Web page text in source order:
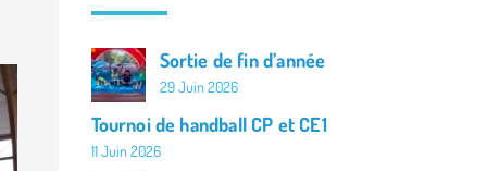
La classe de Louise
La classe de Camille
Sortie de fin d’année
29 Juin 2026
Tournoi de handball CP et CE1
11 Juin 2026